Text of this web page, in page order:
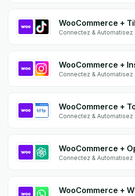
WooCommerce +
Connectez & Automatisez
Connectez & Automatisez
WooCommerce +
Connectez & Automatisez
Connectez & Automatisez
WooCommerce +